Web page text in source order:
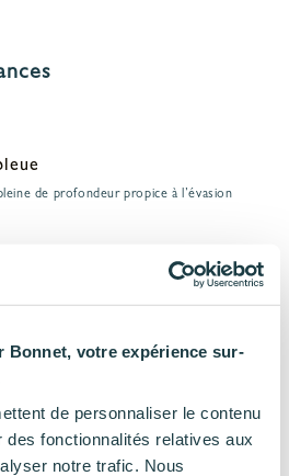
Bonnet, votre expérience sur-
de personnaliser le contenu
fonctionnalités relatives aux
notre trafic. Nous
de profondeur propice à l’évasion